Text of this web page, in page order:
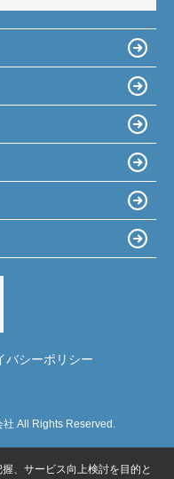
バシーポリシー
All Rights Reserved.
、サービス向上検討を目的と